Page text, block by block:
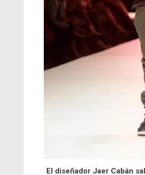
El diseñador Jaer Cabán